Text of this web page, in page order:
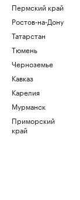
Пермский край
Ростов-на-Дону
Татарстан
Тюмень
Черноземье
Кавказ
Карелия
Мурманск
Приморский
край